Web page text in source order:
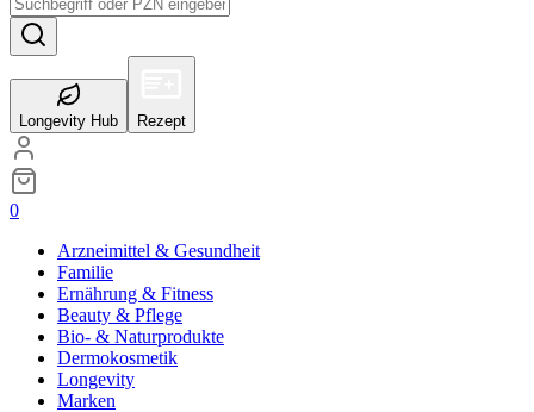
Longevity Hub Rezept
0
Arzneimittel & Gesundheit
Familie
Ernährung & Fitness
Beauty & Pflege
Bio- & Naturprodukte
Dermokosmetik
Longevity
Marken